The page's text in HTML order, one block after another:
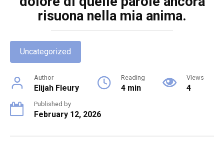
risuona nella mia anima.
Uncategorized
Author
Elijah Fleury
Reading
4 min
Views
4
Published by
February 12, 2026